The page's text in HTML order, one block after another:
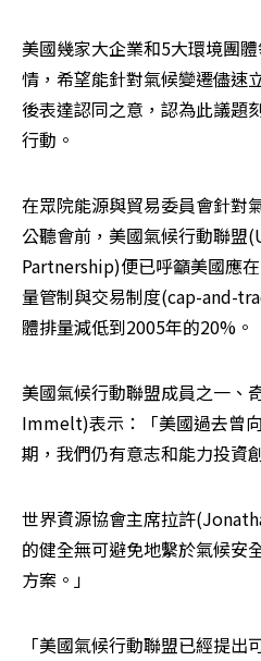
美國幾家大企業和5大環境團
情，希望能針對氣候變遷儘速
後表達認同之意，認為此議題
行動。
在眾院能源與貿易委員會針對
公聽會前，美國氣候行動聯盟
Partnership)便已呼籲美國應
量管制與交易制度(cap-and-
體排量減低到2005年的20%。
美國氣候行動聯盟成員之一、
Immelt)表示：「美國過去曾
期，我們仍有意志和能力投資
世界資源協會主席拉許
的健全無可避免地繫於氣候安
方案。」
「美國氣候行動聯盟已經提